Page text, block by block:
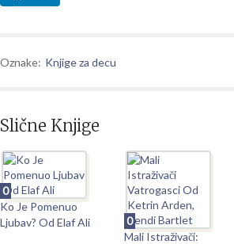
Oznake: Knjige za decu
Slične Knjige
0
Ko Je Pomenuo
Ljubav? Od Elaf Ali
0
Mali Istraživači: